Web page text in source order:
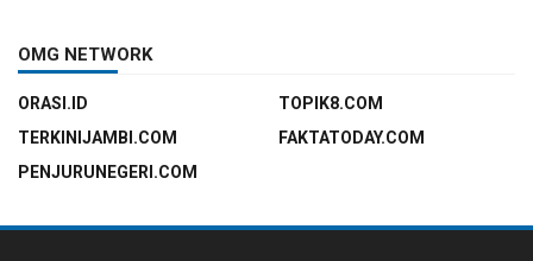
OMG NETWORK
ORASI.ID
TOPIK8.COM
TERKINIJAMBI.COM
FAKTATODAY.COM
PENJURUNEGERI.COM